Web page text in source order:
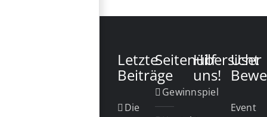
Letzte
Beiträge
Die
Seitenübersicht
Gewinnspiel
Hilf
uns!
User
Event